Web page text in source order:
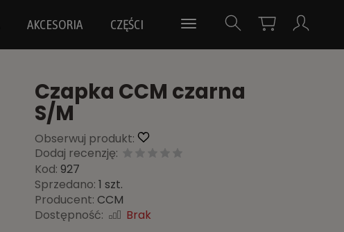
AKCESORIA CZĘŚCI
Czapka CCM czarna
S/M
Obserwuj produkt:
Dodaj recenzję:
Kod: 927
Sprzedano: 1 szt.
Producent: CCM
Dostępność:
Brak